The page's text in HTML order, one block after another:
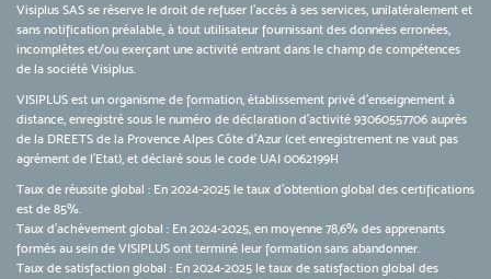
Visiplus SAS se réserve le droit de refuser l'accès à ses services, unilatéralement et
sans notification préalable, à tout utilisateur fournissant des données erronées,
incomplètes et/ou exerçant une activité entrant dans le champ de compétences
de la société Visiplus.
VISIPLUS est un organisme de formation, établissement privé d’enseignement à
distance, enregistré sous le numéro de déclaration d’activité 93060557706 auprès
de la DREETS de la Provence Alpes Côte d’Azur (cet enregistrement ne vaut pas
agrément de l’Etat), et déclaré sous le code UAI 0062199H
Taux de réussite global : En 2024-2025 le taux d'obtention global des certifications
est de 85%.
Taux d’achèvement global : En 2024-2025, en moyenne 78,6% des apprenants
formés au sein de VISIPLUS ont terminé leur formation sans abandonner.
Taux de satisfaction global : En 2024-2025 le taux de satisfaction global des